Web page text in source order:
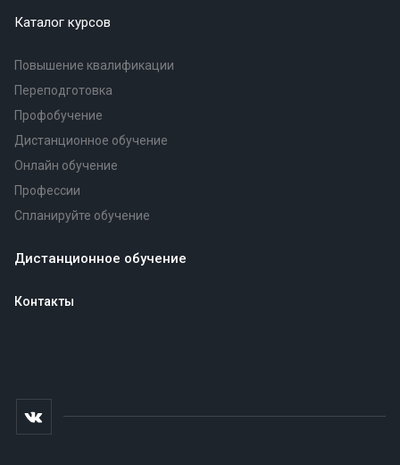
Каталог курсов
Повышение квалификации
Переподготовка
Профобучение
Дистанционное обучение
Онлайн обучение
Профессии
Спланируйте обучение
Дистанционное обучение
Контакты